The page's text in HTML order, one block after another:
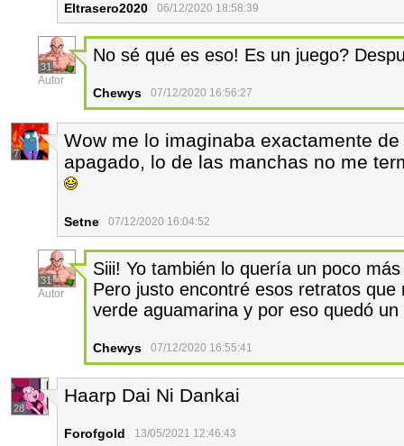
Eltrasero2020 06/12/2020 18:58:39
31
Autor
No sé qué es eso! Es un juego?
Chewys 07/12/2020 16:56:27
7
Wow me lo imaginaba exactamente
apagado, lo de las manchas no me
Setne 07/12/2020 16:04:52
31
Autor
Siii! Yo también lo quería un poco
Pero justo encontré esos retratos
verde aguamarina y por eso quedó
Chewys 07/12/2020 16:55:41
28
Haarp Dai Ni Dankai
Forofgold 13/05/2021 12:46:43